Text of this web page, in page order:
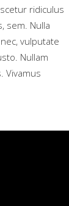
ridiculus
sem. Nulla
vulputate
Nullam
Vivamus